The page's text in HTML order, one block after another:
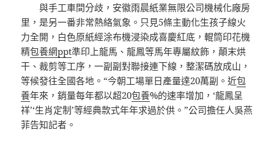
與手工車間分歧，安徽雨晨紙業無限公司機械化廠房
里，是另一番非常熱絡氣象。只見5條主動化生孩子線火
力全開，白色原紙經涂布機浸染成喜慶紅底，輥筒印花機
精包養網ppt準印上龍馬、龍鳳等馬年專屬紋飾，顛末烘
干、裁剪等工序，一副副對聯接連下線，整潔碼放成山，
等候發往全國各地。“今朝工場單日產量達20萬副。近包
養年來，銷量每年都以超20包養%的速率增加，‘龍鳳呈
祥’‘生肖定制’等經典款式年年求過於供。”公司擔任人吳燕
菲告知記者。